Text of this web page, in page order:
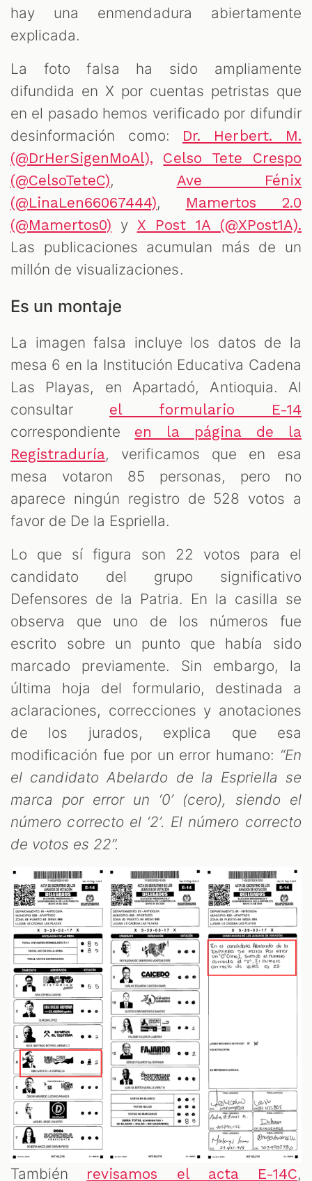
hay una enmendadura abiertamente
explicada.
La foto falsa ha sido ampliamente
difundida en X por cuentas petristas que
en el pasado hemos verificado por difundir
desinformación como:
Dr. Herbert. M.
(@DrHerSigenMoAl),
Celso Tete Crespo
(@CelsoTeteC), Ave Fénix
(@LinaLen66067444),
Mamertos 2.0
(@Mamertos0) y X Post 1A (@XPost1A).
Las publicaciones acumulan más de un
millón de visualizaciones.
Es un montaje
La imagen falsa incluye los datos de la
mesa 6 en la Institución Educativa Cadena
Las Playas, en Apartadó, Antioquia. Al
consultar el formulario E-14
correspondiente en la página de la
Registraduría, verificamos que en esa
mesa votaron 85 personas, pero no
aparece ningún registro de 528 votos a
favor de De la Espriella.
Lo que sí figura son 22 votos para el
candidato del grupo significativo
Defensores de la Patria. En la casilla se
observa que uno de los números fue
escrito sobre un punto que había sido
marcado previamente. Sin embargo, la
última hoja del formulario, destinada a
aclaraciones, correcciones y anotaciones
de los jurados, explica que esa
modificación fue por un error humano: “En
el candidato Abelardo de la Espriella se
marca por error un ‘0’ (cero), siendo el
número correcto el ‘2’. El número correcto
de votos es 22”.
También revisamos el acta E-14C,